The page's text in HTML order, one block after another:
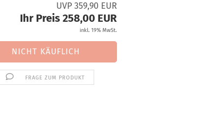
UVP 359,90 EUR
Ihr Preis 258,00 EUR
inkl. 19% MwSt.
FRAGE ZUM PRODUKT